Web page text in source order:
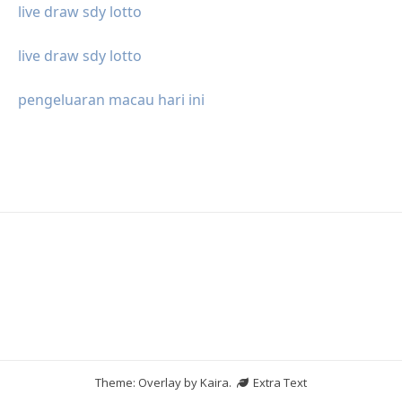
live draw sdy lotto
live draw sdy lotto
pengeluaran macau hari ini
Theme: Overlay byKaira. Extra Text